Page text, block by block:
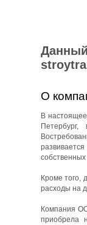
О
В
Кроме того,
расходы на
Компания
приобрела